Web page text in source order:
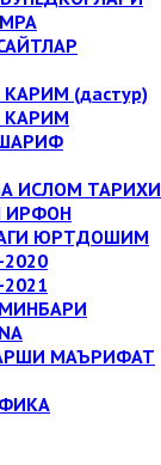
(дастур)
КАРИМ
ИСЛОМ ТАРИХИ
ИРФОН
ЮРТДОШИМ
МАЪРИФАТ